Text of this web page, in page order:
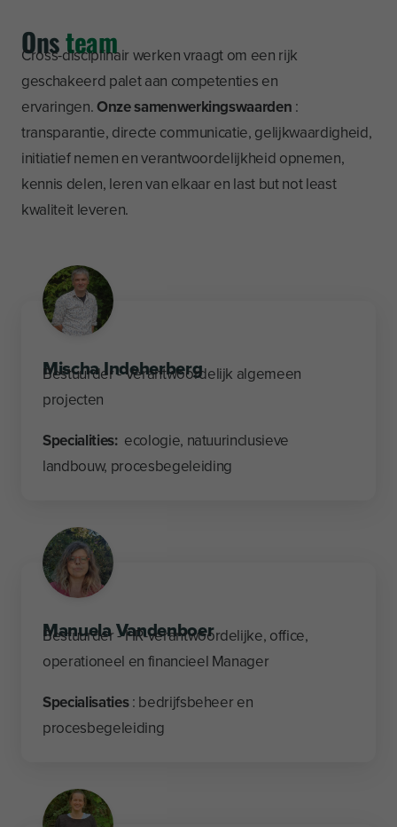
Onsteam
Cross-disciplinair werken vraagt ​​om een ​​rijk
geschakeerd palet aan competenties en
ervaringen.Onze samenwerkingswaarden :
transparantie, directe communicatie, gelijkwaardigheid,
initiatief nemen en verantwoordelijkheid opnemen,
kennis delen, leren van elkaar en last but not least
kwaliteit leveren.
Mischa Indeherberg
Bestuurder - Verantwoordelijk algemeen
projecten
Specialities:ecologie, natuurinclusieve
landbouw, procesbegeleiding
Manuela Vandenboer
Bestuurder - HR-verantwoordelijke, office,
operationeel en financieel Manager
Specialisaties: bedrijfsbeheer en
procesbegeleiding